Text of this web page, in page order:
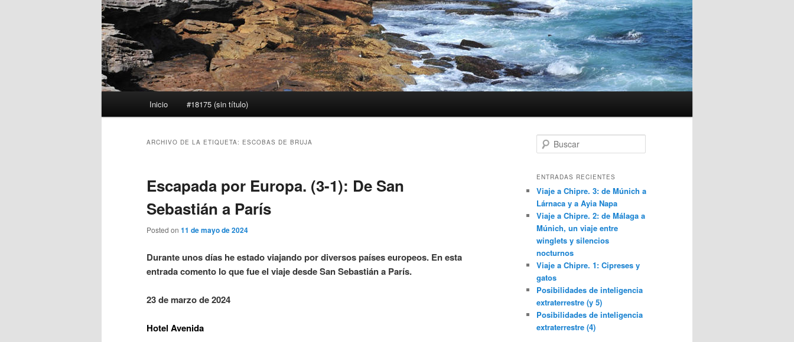
Inicio #18175 (sin título)
ARCHIVO DE LA ETIQUETA: ESCOBAS DE BRUJA
Escapada por Europa. (3-1): De San
Sebastián a París
Posted on 11 de mayo de 2024
Durante unos días he estado viajando por diversos países europeos. En esta
entrada comento lo que fue el viaje desde San Sebastián a París.
23 de marzo de 2024
Hotel Avenida
u
c
r
ENTRADAS RECIENTES
Viaje a Chipre. 3: de Múnich a
Lárnaca y a Ayia Napa
Viaje a Chipre. 2: de Málaga a
Múnich, un viaje entre
winglets y silencios
nocturnos
Viaje a Chipre. 1: Cipreses y
gatos
Posibilidades de inteligencia
extraterrestre (y 5)
Posibilidades de inteligencia
extraterrestre (4)